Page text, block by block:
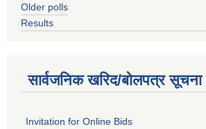
Older polls
Results
सार्वजनिक खरिद/बोलपत्र सूचना
Invitation for Online Bids